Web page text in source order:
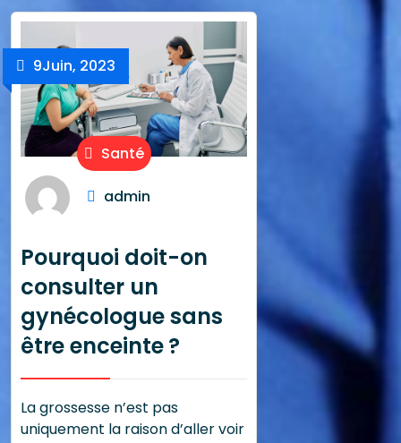
Santé
9Juin, 2023
admin
Pourquoi doit-on
consulter un
gynécologue sans
être enceinte ?
La grossesse n’est pas
uniquement la raison d’aller voir